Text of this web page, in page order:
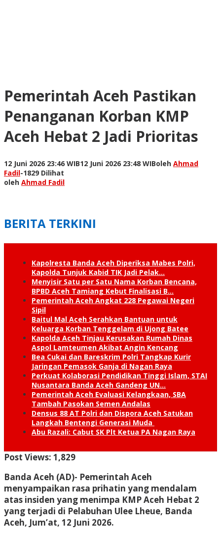
‎Pemerintah Aceh Pastikan
Penanganan Korban KMP
Aceh Hebat 2 Jadi Prior‎itas
12 Juni 2026 23:46 WIB12 Juni 2026 23:48 WIBoleh Ahmad
Fadil-1829 Dilihat
oleh Ahmad Fadil
BERITA TERKINI
Kapolresta Banda Aceh Diperiksa Mabes Polri,
Kapolda Tunjuk Kabid TIK Jadi Pelak…
Menyisir Satu per Satu Nama Korban Bencana,
BPBD Aceh Tamiang Kebut Finalisasi B…
Pemerintah Aceh Angkat 228 Pegawai Negeri
Sipil
Baitul Mal Aceh Serahkan Bantuan untuk
Keluarga Korban Tenggelam di Ujong Batee
Kapolda Aceh Tinjau Kerusakan Rumah Dinas
Aspol Lamteumen Akibat Angin Kencang
Bea Cukai dan Bareskrim Polri Tangkap Kurir
Jaringan Pemasok Ganja di Nagan Raya
Perkuat Kolaborasi Pendidikan Tinggi Islam, STAI
Nusantara Banda Aceh Gandeng UN…
Pemerintah Aceh Evaluasi Kelangkaan, SBA
Tambah Pasokan Semen Andalas
Densus 88 AT Polri dan Dispora Aceh Satukan
Langkah Bentengi Generasi Muda
Abu Razali: Cabut SK Plt Ketua PA Nagan Raya
Post Views: 1,829
Banda Aceh (AD)- Pemerintah Aceh
menyampaikan rasa prihatin yang mendalam
atas insiden yang menimpa KMP Aceh Hebat 2
yang terjadi di Pelabuhan Ulee Lheue, Banda
Aceh, Jum’at, 12 Juni 2026.‎